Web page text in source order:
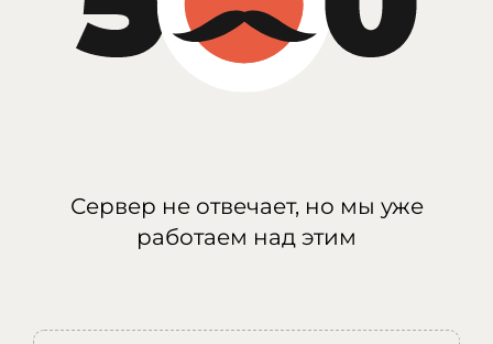
Сервер не отвечает, но мы уже
работаем над этим